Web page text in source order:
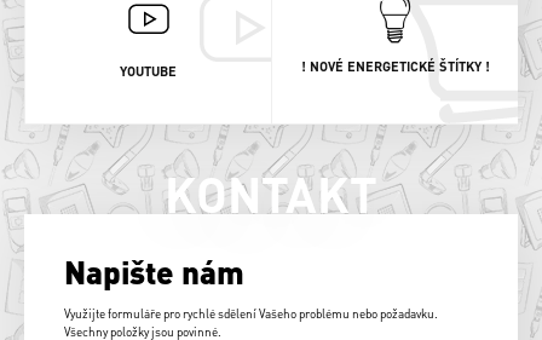
YOUTUBE ! NOVÉ ENERGETICKÉ ŠTÍTKY !
KONTAKT
Napište nám
Využijte formuláře pro rychlé sdělení Vašeho problému nebo požadavku.
Všechny položky jsou povinné.